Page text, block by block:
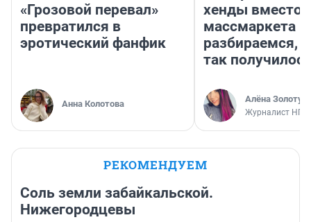
«Грозовой перевал»
превратился в
эротический фанфик
Анна Колотова
хенды вместо
массмаркета —
разбираемся,
так
Алёна
Журналист НГС
РЕКОМЕНДУЕМ
Соль земли забайкальской.
Нижегородцевы